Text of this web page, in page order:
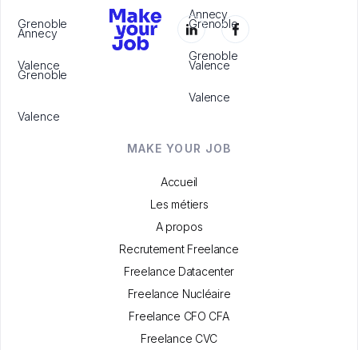
Grenoble
Valence
Grenoble
Valence
Annecy
Grenoble
Valence
Annecy
Grenoble
Valence
MAKE YOUR JOB
Accueil
Les métiers
A propos
Recrutement Freelance
Freelance Datacenter
Freelance Nucléaire
Freelance CFO CFA
Freelance CVC